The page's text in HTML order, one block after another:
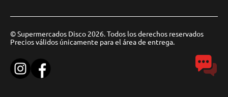
© Supermercados Disco 2026. Todos los derechos reservados
Precios válidos únicamente para el área de entrega.